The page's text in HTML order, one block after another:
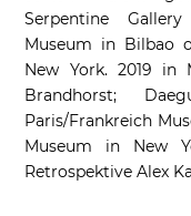
Serpentine
Museum in Bilbao
New York. 2019 in
Brandhorst;
Paris/Frankreich
Museum in New
Retrospektive Alex